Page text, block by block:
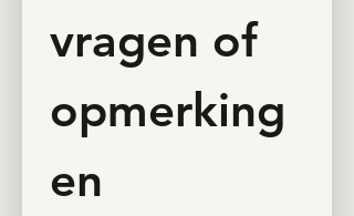
vragen of
opmerking
en